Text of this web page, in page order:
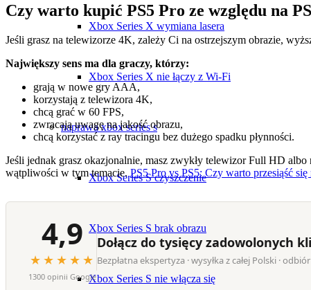
Xbox Series X wymiana lasera
Xbox Series X nie łączy z Wi-Fi
naprawa xbox series s
Xbox Series S czyszczenie
Xbox Series S brak obrazu
Xbox Series S nie włącza się
Czy warto kupić PS5 Pro ze względu na
Jeśli grasz na telewizorze 4K, zależy Ci na ostrzejszym obrazie,
Największy sens ma dla graczy, którzy:
grają w nowe gry AAA,
korzystają z telewizora 4K,
chcą grać w 60 FPS,
zwracają uwagę na jakość obrazu,
chcą korzystać z ray tracingu bez dużego spadku płynności.
Jeśli jednak grasz okazjonalnie, masz zwykły telewizor Full HD
wątpliwości w tym temacie. PS5 Pro vs PS5: Czy warto przesiąść
4,9
★★★★★
1300 opinii Google
Dołącz do tysięcy zadowolonych
Bezpłatna ekspertyza · wysyłka z całej Polski ·